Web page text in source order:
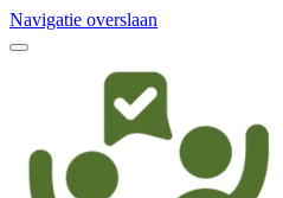
Navigatie overslaan